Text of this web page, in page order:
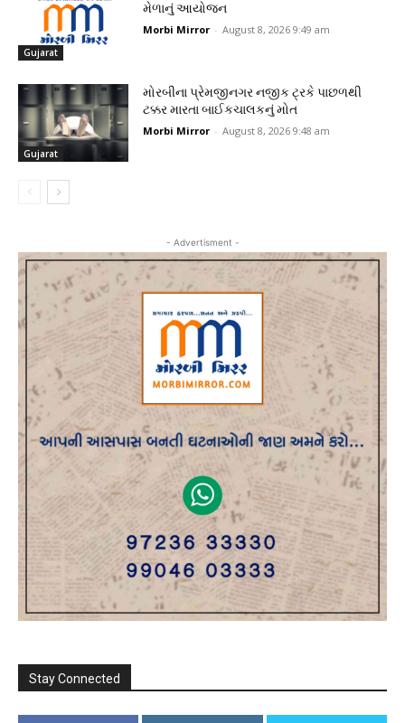
Gujarat
મેળાનું આયોજન
Morbi Mirror - August 8, 2026 9:49 am
Gujarat
મોરબીના પ્રેમજીનગર નજીક ટ્રકે પાછળથી
ટક્કર મારતા બાઈકચાલકનું મોત
Morbi Mirror - August 8, 2026 9:48 am
- Advertisment -
Stay Connected